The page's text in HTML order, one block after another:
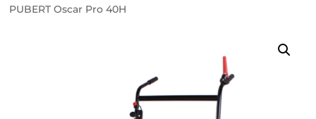
PUBERT Oscar Pro 40H